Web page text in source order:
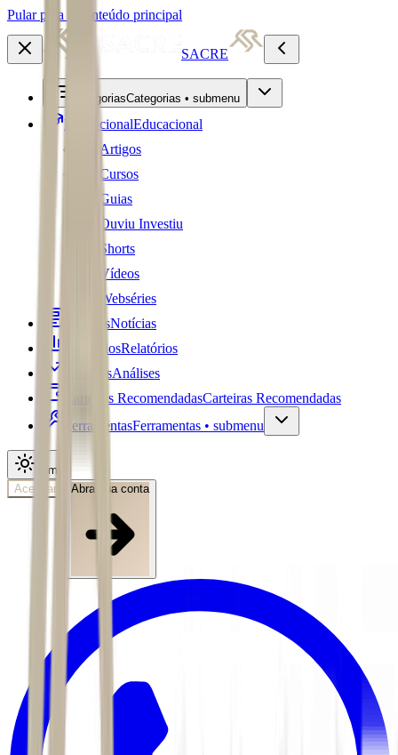
Pular para o conteúdo principal
SACRE
CategoriasCategorias • submenu
EducacionalEducacional
Artigos
Cursos
Guias
Ouviu Investiu
Shorts
Vídeos
Webséries
NotíciasNotícias
RelatóriosRelatórios
AnálisesAnálises
Carteiras RecomendadasCarteiras Recomendadas
FerramentasFerramentas • submenu
Tema
Acessar
Abra sua conta